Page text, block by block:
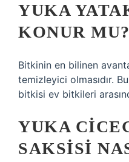
YUKA
KONUR MU?
Bitkinin en bilinen
temizleyici olmasıdır.
bitkisi ev bitkileri
YUKA
SAKSISI